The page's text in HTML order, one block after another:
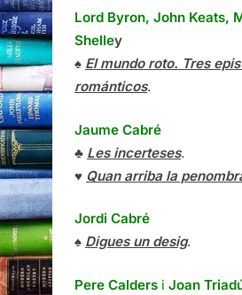
Lord Byron, John Keats,
Shelley
♠ El mundo roto. Tres
románticos.
Jaume Cabré
♣ Les incerteses.
♥ Quan arriba la
Jordi Cabré
♠ Digues un desig.
Pere Calders i Joan